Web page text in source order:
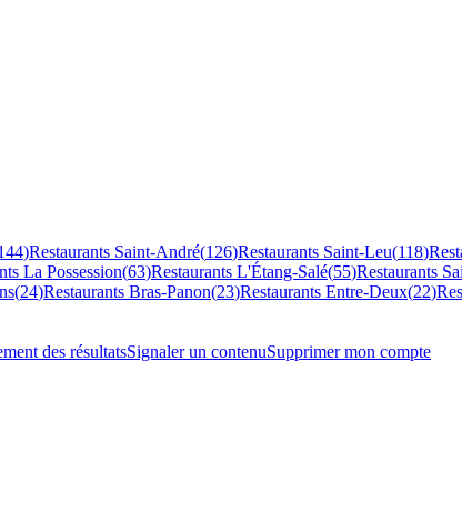
)Restaurants Saint-André(126)Restaurants Saint-Leu(118)
La Possession(63)Restaurants L'Étang-Salé(55)Restaurants
(24)Restaurants Bras-Panon(23)Restaurants Entre-Deux(22)
des résultatsSignaler un contenuSupprimer mon compte